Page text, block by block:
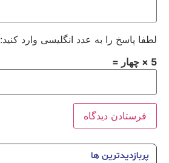
لطفا پاسخ را به عدد انگلیسی وارد کنید:
5 × چهار =
پربازدیدترین ها